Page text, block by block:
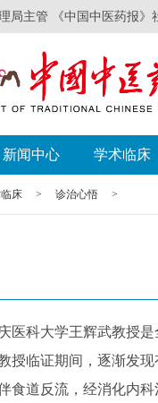
局主管 《中国中医药报》
新闻中心 学术临床
床 > 诊治心悟 >
科大学王辉武教授是
授临证期间，逐渐发
食道反流，经消化内科